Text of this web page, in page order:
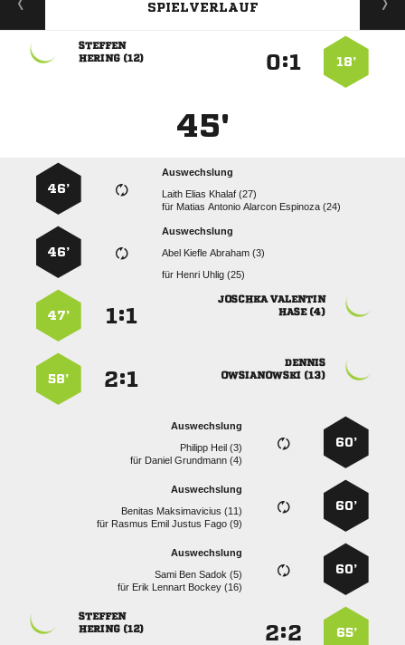
SPIELVERLAUF
18’
:

 
45'
Auswechslung
   
für     
46’
Auswechslung
   
für   
46’
 
 
:
47’

 
:
58’
60’
Auswechslung
  
für   
60’
Auswechslung
  
für     
60’
Auswechslung
   
für    
65’
:

 